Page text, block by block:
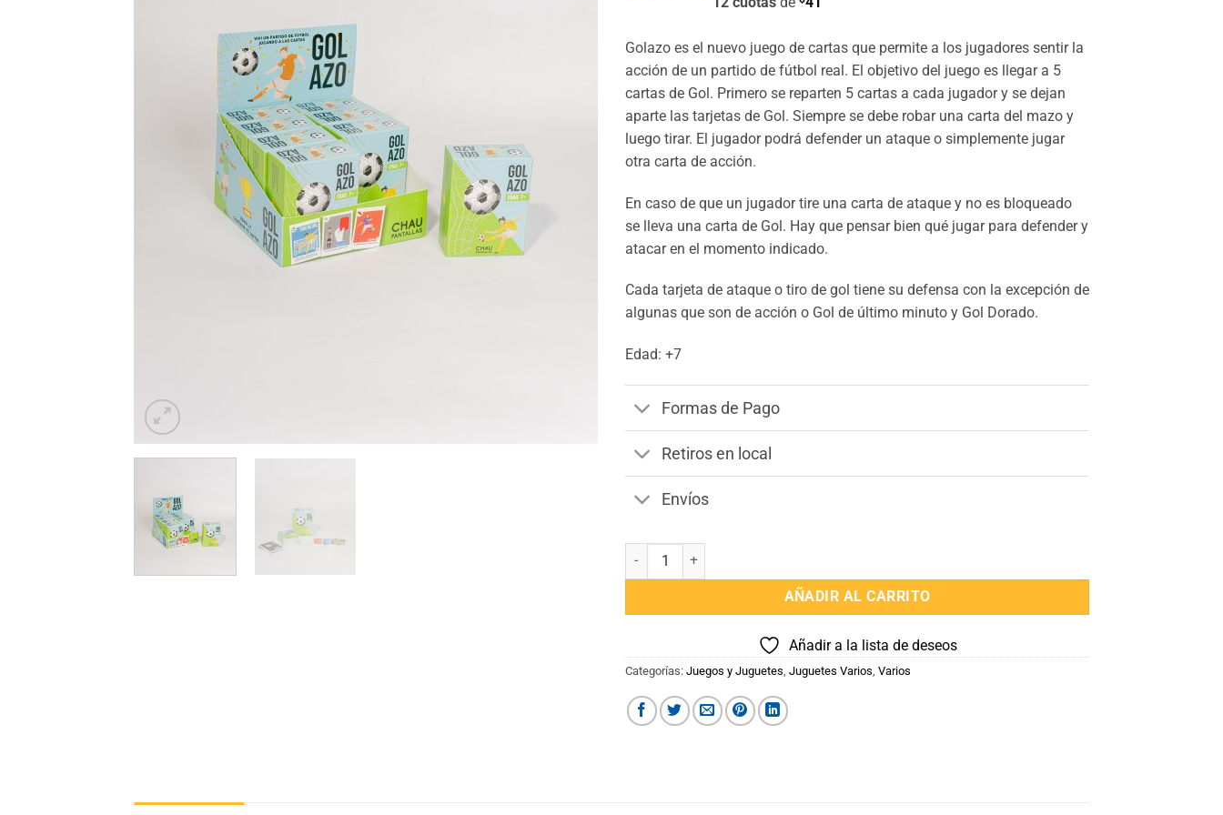
Golazo es el nuevo juego de cartas que permite a los jugadores sentir la
acción de un partido de fútbol real. El objetivo del juego es llegar a 5
cartas de Gol. Primero se reparten 5 cartas a cada jugador y se dejan
aparte las tarjetas de Gol. Siempre se debe robar una carta del mazo y
luego tirar. El jugador podrá defender un ataque o simplemente jugar
otra carta de acción.
En caso de que un jugador tire una carta de ataque y no es bloqueado
se lleva una carta de Gol. Hay que pensar bien qué jugar para defender y
atacar en el momento indicado.
Cada tarjeta de ataque o tiro de gol tiene su defensa con la excepción de
algunas que son de acción o Gol de último minuto y Gol Dorado.
Edad: +7
Formas de Pago
Retiros en local
Envíos
Golazo cantidad
AÑADIR AL CARRITO
Añadir a la lista de deseos
Categorías: Juegos y Juguetes Juguetes Varios Varios